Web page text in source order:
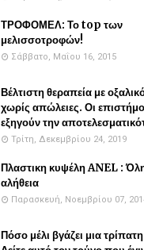
ΤΡΟΦΟΜΕΛ: Το top των
μελισσοτροφών!
Σάββατο, Μαΐου 16, 2015
Βέλτιστη θεραπεία με
χωρίς απώλειες. Οι
εξηγούν την
Τρίτη, Δεκεμβρίου 24, 2019
Πλαστικη κυψέλη ANEL :
αλήθεια
Παρασκευή, Νοεμβρίου 07,
Πόσο μέλι βγάζει μια